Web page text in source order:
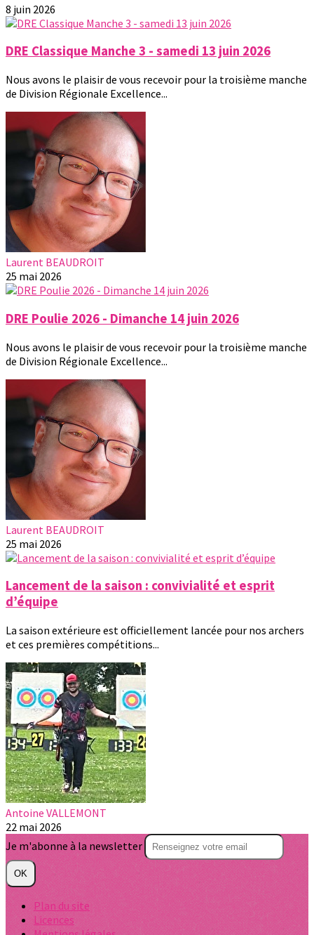
8 juin 2026
DRE Classique Manche 3 - samedi 13 juin 2026
Nous avons le plaisir de vous recevoir pour la troisième manche
de Division Régionale Excellence...
Laurent BEAUDROIT
25 mai 2026
DRE Poulie 2026 - Dimanche 14 juin 2026
Nous avons le plaisir de vous recevoir pour la troisième manche
de Division Régionale Excellence...
Laurent BEAUDROIT
25 mai 2026
Lancement de la saison : convivialité et esprit
d’équipe
La saison extérieure est officiellement lancée pour nos archers
et ces premières compétitions...
Antoine VALLEMONT
22 mai 2026
Je m'abonne à la newsletter
OK
Plan du site
Licences